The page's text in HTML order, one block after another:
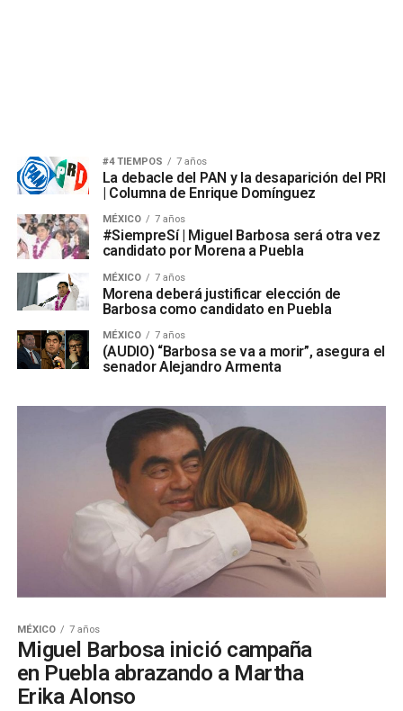
#4 TIEMPOS 7 años
La debacle del PAN y la desaparición del PRI
| Columna de Enrique Domínguez
MÉXICO 7 años
#SiempreSí | Miguel Barbosa será otra vez
candidato por Morena a Puebla
MÉXICO 7 años
Morena deberá justificar elección de
Barbosa como candidato en Puebla
MÉXICO 7 años
(AUDIO) “Barbosa se va a morir”, asegura el
senador Alejandro Armenta
MÉXICO 7 años
Miguel Barbosa inició campaña
en Puebla abrazando a Martha
Erika Alonso